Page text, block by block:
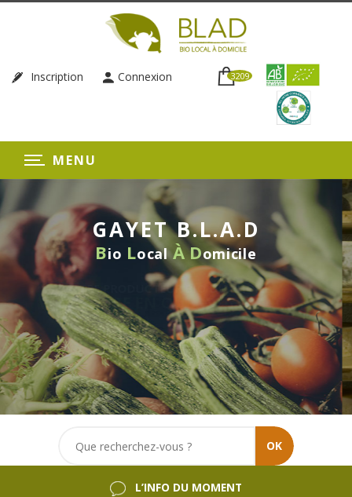
Inscription Connexion 3209
MENU
GAYET B.L.A.D
Bio Local ÀDomicile
BIO DU RHÔNE
CLICS
LIVRAISON
SANS
OK
L’INFO DU MOMENT